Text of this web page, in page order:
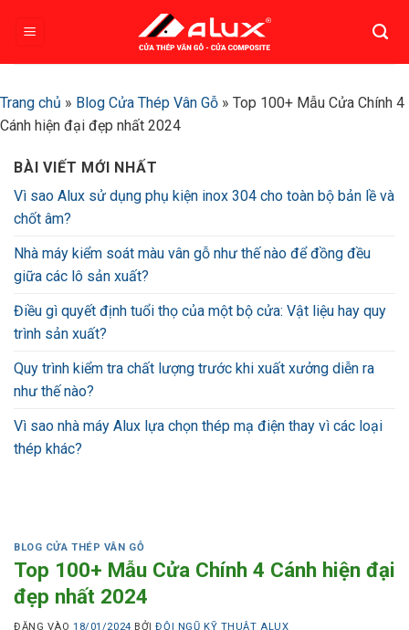
Trang chủ » Blog Cửa Thép Vân Gỗ » Top 100+ Mẫu Cửa Chính 4
Cánh hiện đại đẹp nhất 2024
BÀI VIẾT MỚI NHẤT
Vì sao Alux sử dụng phụ kiện inox 304 cho toàn bộ bản lề và
chốt âm?
Nhà máy kiểm soát màu vân gỗ như thế nào để đồng đều
giữa các lô sản xuất?
Điều gì quyết định tuổi thọ của một bộ cửa: Vật liệu hay quy
trình sản xuất?
Quy trình kiểm tra chất lượng trước khi xuất xưởng diễn ra
như thế nào?
Vì sao nhà máy Alux lựa chọn thép mạ điện thay vì các loại
thép khác?
BLOG CỬA THÉP VÂN GỖ
Top 100+ Mẫu Cửa Chính 4 Cánh hiện đại
đẹp nhất 2024
ĐĂNG VÀO18/01/2024 BỞIĐỘI NGŨ KỸ THUẬT ALUX